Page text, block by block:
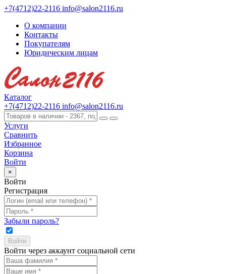
+7(4712)22-2116 info@salon2116.ru
О компании
Контакты
Покупателям
Юридическим лицам
Каталог
+7(4712)22-2116 info@salon2116.ru
Услуги
Сравнить
Избранное
Корзина
Войти
×
Войти
Регистрация
Забыли пароль?
Войти через аккаунт социальной сети